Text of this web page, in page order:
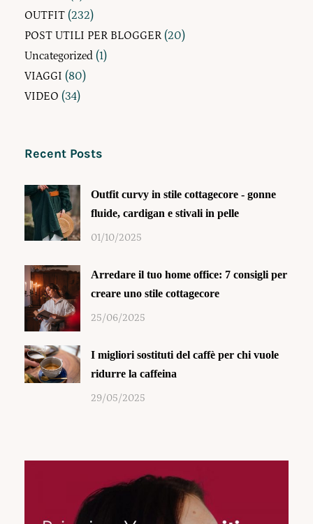
OUTFIT (232)
POST UTILI PER BLOGGER (20)
Uncategorized (1)
VIAGGI (80)
VIDEO (34)
Recent Posts
Outfit curvy in stile cottagecore - gonne
fluide, cardigan e stivali in pelle
01/10/2025
Arredare il tuo home office: 7 consigli per
creare uno stile cottagecore
25/06/2025
I migliori sostituti del caffè per chi vuole
ridurre la caffeina
29/05/2025